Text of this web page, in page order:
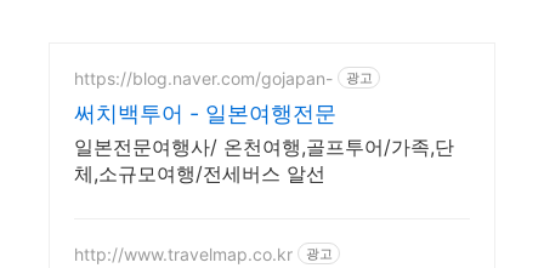
https://blog.naver.com/gojapan- 광고
써치백투어 - 일본여행전문
일본전문여행사/ 온천여행,골프투어/가족,단
체,소규모여행/전세버스 알선
http://www.travelmap.co.kr 광고